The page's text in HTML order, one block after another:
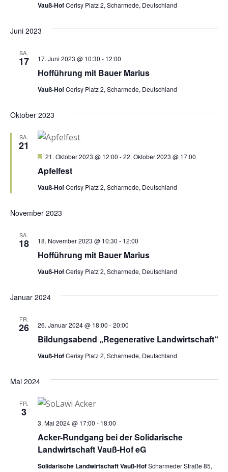
Vauß-HofCerisy Platz 2, Scharmede, Deutschland
Juni 2023
SA.
17
Hofführung mit Bauer Marius
17. Juni 2023 @ 10:30 - 12:00
Vauß-HofCerisy Platz 2, Scharmede, Deutschland
Oktober 2023
SA.
21
Apfelfest
Hervorgehoben
21. Oktober 2023 @ 12:00 -22. Oktober 2023 @ 17:00
Vauß-HofCerisy Platz 2, Scharmede, Deutschland
November 2023
SA.
18
Hofführung mit Bauer Marius
18. November 2023 @ 10:30 - 12:00
Vauß-HofCerisy Platz 2, Scharmede, Deutschland
Januar 2024
FR.
26
Bildungsabend „Regenerative Landwirtschaft“
26. Januar 2024 @ 18:00 -20:00
Vauß-HofCerisy Platz 2, Scharmede, Deutschland
Mai 2024
FR.
3
Acker-Rundgang bei der Solidarische
Landwirtschaft Vauß-Hof eG
3. Mai 2024 @ 17:00 - 18:00
Solidarische Landwirtschaft Vauß-HofScharmeder Straße 85,